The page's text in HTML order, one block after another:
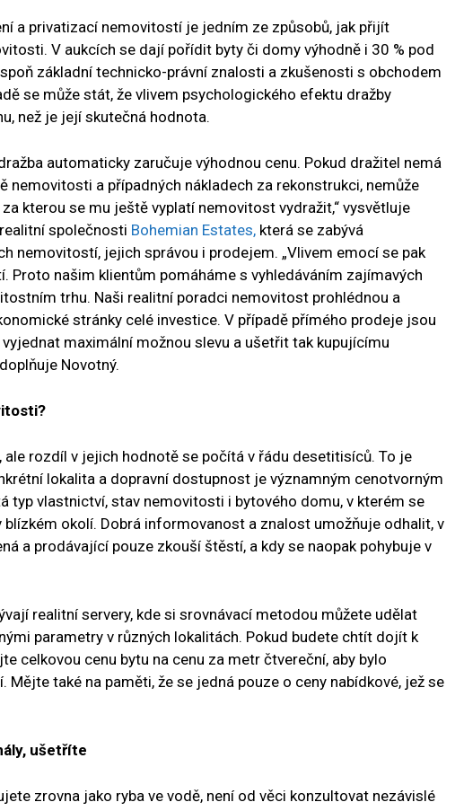
a privatizací nemovitostí je jedním ze způsobů, jak přijít
V aukcích se dají pořídit byty či domy výhodně i 30 % pod
základní technicko-právní znalosti a zkušenosti s obchodem
se může stát, že vlivem psychologického efektu dražby
než je její skutečná hodnota.
automaticky zaručuje výhodnou cenu. Pokud dražitel nemá
nemovitosti a případných nákladech za rekonstrukci, nemůže
kterou se mu ještě vyplatí nemovitost vydražit,“ vysvětluje
společnosti Bohemian Estates, která se zabývá
nemovitostí, jejich správou i prodejem. „Vlivem emocí se pak
Proto našim klientům pomáháme s vyhledáváním zajímavých
trhu. Naši realitní poradci nemovitost prohlédnou a
stránky celé investice. V případě přímého prodeje jsou
maximální možnou slevu a ušetřit tak kupujícímu
Novotný.
ale rozdíl v jejich hodnotě se počítá v řádu desetitisíců. To je
lokalita a dopravní dostupnost je významným cenotvorným
typ vlastnictví, stav nemovitosti i bytového domu, v kterém se
blízkém okolí. Dobrá informovanost a znalost umožňuje odhalit, v
a prodávající pouze zkouší štěstí, a kdy se naopak pohybuje v
realitní servery, kde si srovnávací metodou můžete udělat
parametry v různých lokalitách. Pokud budete chtít dojít k
celkovou cenu bytu na cenu za metr čtvereční, aby bylo
Mějte také na paměti, že se jedná pouze o ceny nabídkové, jež se
ušetříte
zrovna jako ryba ve vodě, není od věci konzultovat nezávislé